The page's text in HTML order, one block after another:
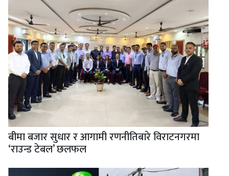
बीमा बजार सुधार र आगामी रणनीतिबारे विराटनगरमा
‘राउन्ड टेबल’ छलफल